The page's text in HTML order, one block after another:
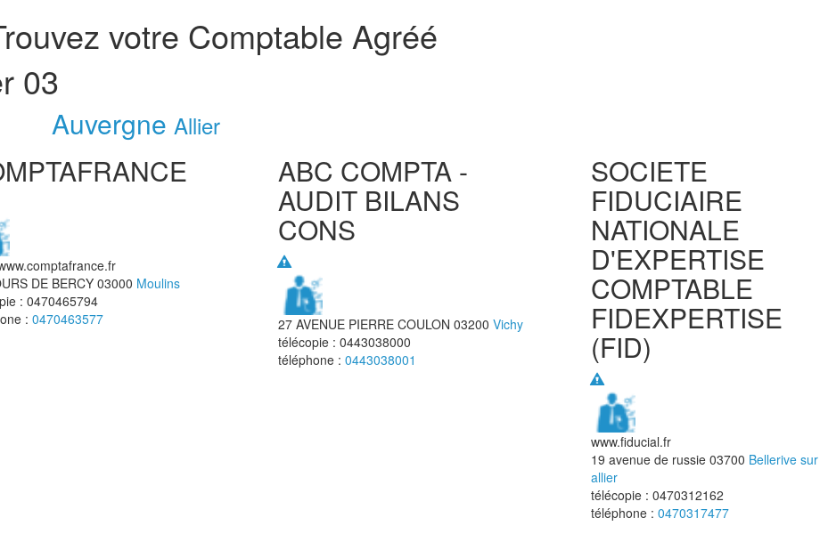
votre Comptable Agréé
03
Auvergne Allier
DE BERCY 03000 Moulins
: 0470465794
: 0470463577
ABC COMPTA -
AUDIT BILANS
CONS
27 AVENUE PIERRE COULON 03200 Vichy
télécopie : 0443038000
téléphone : 0443038001
SOCIETE
FIDUCIAIRE
NATIONALE
D'EXPERTISE
COMPTABLE
FIDEXPERTISE
(FID)
www.fiducial.fr
19 avenue de russie 03700 Bellerive sur
allier
télécopie : 0470312162
téléphone : 0470317477